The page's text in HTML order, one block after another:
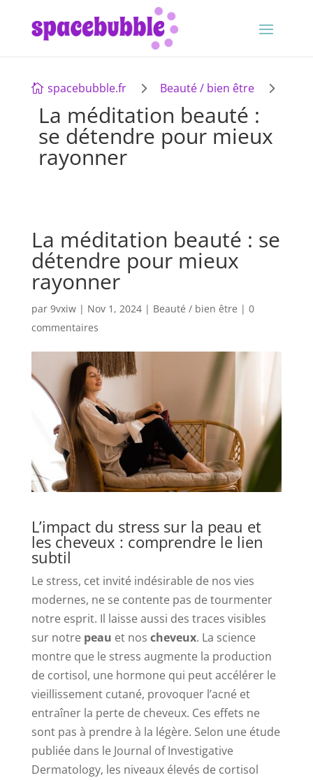
 spacebubble.fr 5 Beauté / bien être 5
La méditation beauté :
se détendre pour mieux
rayonner
La méditation beauté : se
détendre pour mieux
rayonner
par 9vxiw| Nov 1, 2024| Beauté / bien être | 0
commentaires
L’impact du stress sur la peau et
les cheveux : comprendre le lien
subtil
Le stress, cet invité indésirable de nos vies
modernes, ne se contente pas de tourmenter
notre esprit. Il laisse aussi des traces visibles
sur notre peau et nos cheveux. La science
montre que le stress augmente la production
de cortisol, une hormone qui peut accélérer le
vieillissement cutané, provoquer l’acné et
entraîner la perte de cheveux. Ces effets ne
sont pas à prendre à la légère. Selon une étude
publiée dans le Journal of Investigative
Dermatology, les niveaux élevés de cortisol